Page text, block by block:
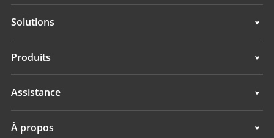
Solutions
Topographie & ingénierie
Hydrographie
Produits
Topographie & ingénierie
Assistance
À propos